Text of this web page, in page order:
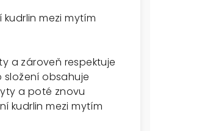
mezi mytím
a zároveň respektuje
obsahuje
a poté znovu
kudrlin mezi mytím